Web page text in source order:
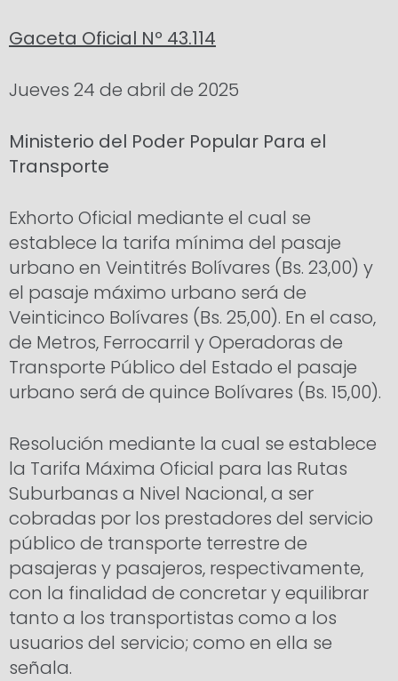
Gaceta Oficial Nº 43.114
Jueves 24 de abril de 2025
Ministerio del Poder Popular Para el
Transporte
Exhorto Oficial mediante el cual se
establece la tarifa mínima del pasaje
urbano en Veintitrés Bolívares (Bs. 23,00) y
el pasaje máximo urbano será de
Veinticinco Bolívares (Bs. 25,00). En el caso,
de Metros, Ferrocarril y Operadoras de
Transporte Público del Estado el pasaje
urbano será de quince Bolívares (Bs. 15,00).
Resolución mediante la cual se establece
la Tarifa Máxima Oficial para las Rutas
Suburbanas a Nivel Nacional, a ser
cobradas por los prestadores del servicio
público de transporte terrestre de
pasajeras y pasajeros, respectivamente,
con la finalidad de concretar y equilibrar
tanto a los transportistas como a los
usuarios del servicio; como en ella se
señala.